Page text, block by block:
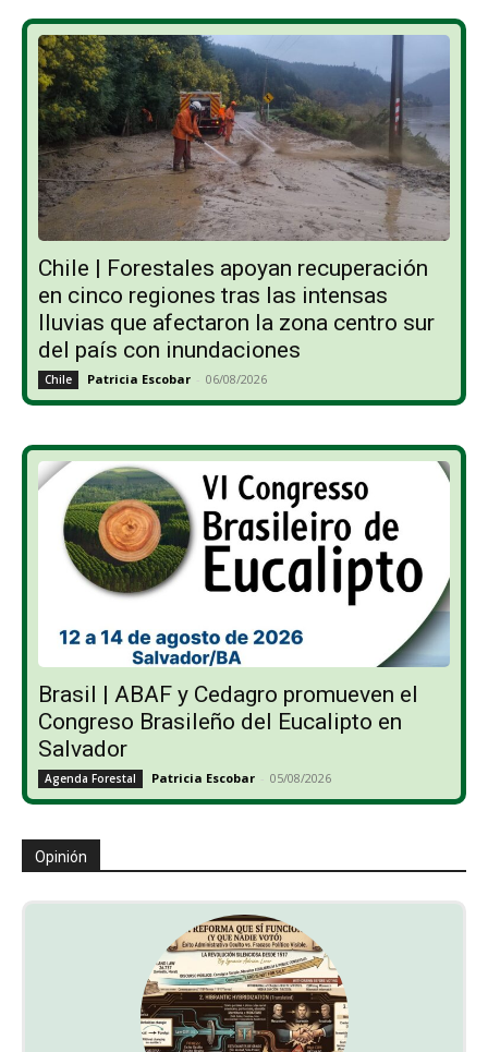
Chile | Forestales apoyan recuperación
en cinco regiones tras las intensas
lluvias que afectaron la zona centro sur
del país con inundaciones
Chile Patricia Escobar - 06/08/2026
Brasil | ABAF y Cedagro promueven el
Congreso Brasileño del Eucalipto en
Salvador
Agenda Forestal Patricia Escobar - 05/08/2026
Opinión